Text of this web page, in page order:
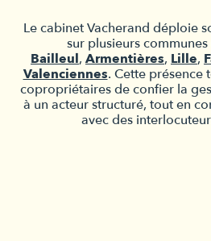
Le cabinet Vacherand déploie
sur plusieurs
Bailleul, Armentières, Lille,
Valenciennes. Cette présence
copropriétaires de confier la
à un acteur structuré, tout en
avec des